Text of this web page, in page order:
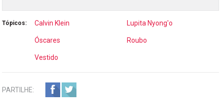
Tópicos: Calvin Klein Lupita Nyong'o
Óscares Roubo
Vestido
PARTILHE: